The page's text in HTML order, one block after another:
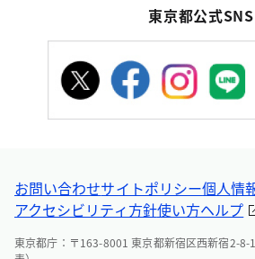
東京都公式SNS
お問い合わせサイトポリシー個人情
アクセシビリティ方針使い方ヘルプ
東京都庁：〒163-8001 東京都新宿区西新宿2-